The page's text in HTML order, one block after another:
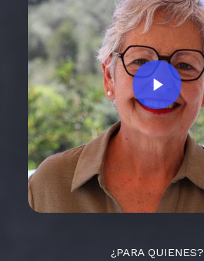
Play Video
¿PARA QUIENES?